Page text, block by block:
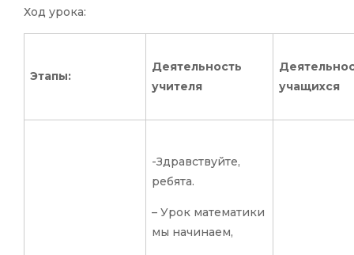
Ход урока:
Этапы:
Деятельность
учителя
учащихся
-Здравствуйте,
ребята.
– Урок математики
мы начинаем,